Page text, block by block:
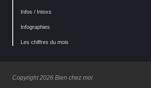
Infos / Intoxs
Infographies
Les chiffres du mois
Copyright 2026 Bien chez moi